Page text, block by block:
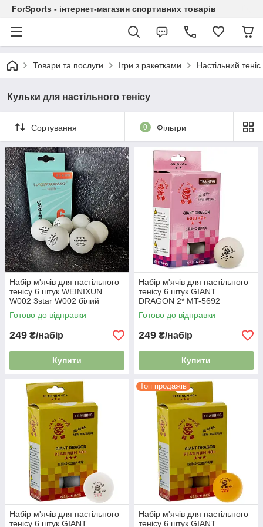
ForSports - інтернет-магазин спортивних товарів
Товари та послуги Ігри з ракетками Настільний теніс
Кульки для настільного тенісу
Сортування 0 Фільтри
Набір м'ячів для настільного
тенісу 6 штук WEINIXUN
W002 3star W002 білий
Готово до відправки
249 ₴/набір
Купити
Набір м'ячів для настільного
тенісу 6 штук GIANT
DRAGON 2* MT-5692
Готово до відправки
249 ₴/набір
Купити
Набір м'ячів для настільного
тенісу 6 штук GIANT
Топ продажів
Набір м'ячів для настільного
тенісу 6 штук GIANT